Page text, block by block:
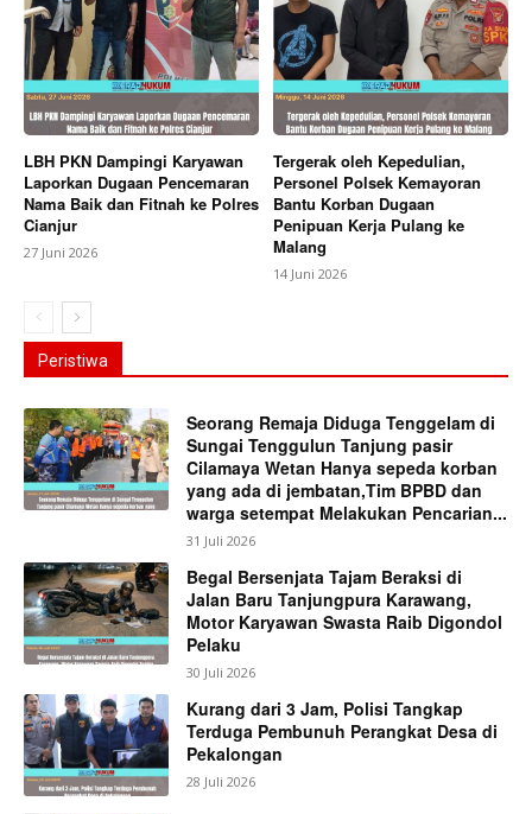
LBH PKN Dampingi Karyawan
Laporkan Dugaan Pencemaran
Nama Baik dan Fitnah ke Polres
Cianjur
27 Juni 2026
Tergerak oleh Kepedulian,
Personel Polsek Kemayoran
Bantu Korban Dugaan
Penipuan Kerja Pulang ke
Malang
14 Juni 2026
Peristiwa
Seorang Remaja Diduga Tenggelam di
Sungai Tenggulun Tanjung pasir
Cilamaya Wetan Hanya sepeda korban
yang ada di jembatan,Tim BPBD dan
warga setempat Melakukan Pencarian...
31 Juli 2026
Begal Bersenjata Tajam Beraksi di
Jalan Baru Tanjungpura Karawang,
Motor Karyawan Swasta Raib Digondol
Pelaku
30 Juli 2026
Kurang dari 3 Jam, Polisi Tangkap
Terduga Pembunuh Perangkat Desa di
Pekalongan
28 Juli 2026